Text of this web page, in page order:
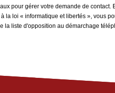
pour gérer votre demande de
loi « informatique et libertés », vous
liste d'opposition au démarchage